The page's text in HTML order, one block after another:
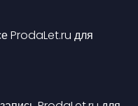
ProdaLet.ru для